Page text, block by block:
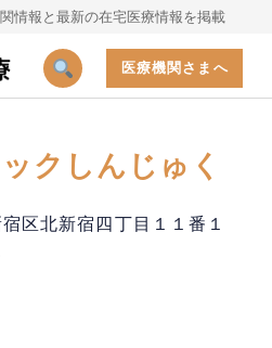
情報と最新の在宅医療情報を掲載
医療機関さまへ
クしんじゅく
区北新宿四丁目１１番１